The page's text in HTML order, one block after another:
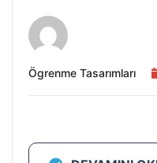
Ögrenme Tasarımları